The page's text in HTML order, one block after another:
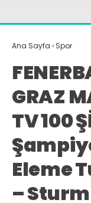
Ana Sayfa › Spor
GRAZ
TV 100
Eleme
–